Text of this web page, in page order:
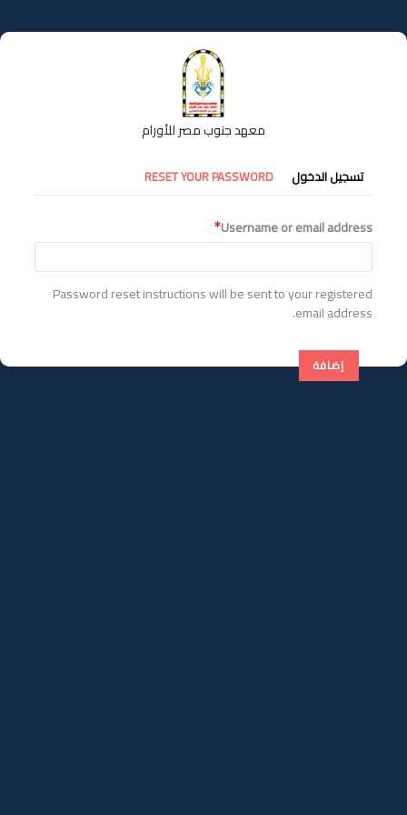
إلى
المحتوى
معهد جنوب مصر للأورام
التبويبات
الأساسية
تسجيل الدخول RESET YOUR PASSWORD
Username or email address
Password reset instructions will be sent to your registered
email address.